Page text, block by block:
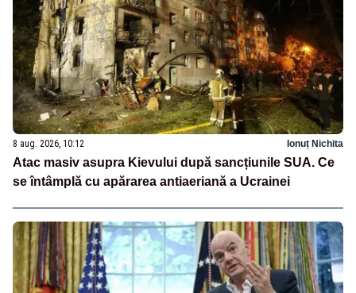
8 aug. 2026, 10:12 Ionuț Nichita
Atac masiv asupra Kievului după sancțiunile SUA. Ce
se întâmplă cu apărarea antiaeriană a Ucrainei